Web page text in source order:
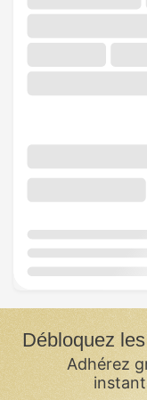
Débloquez
Adhérez